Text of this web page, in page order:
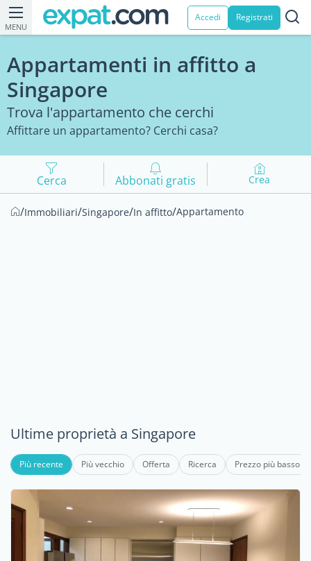
MENU
Accedi Registrati
Appartamenti in affitto a
Singapore
Trova l'appartamento che cerchi
Affittare un appartamento? Cerchi casa?
Cerca Abbonati gratis Crea
/Immobiliari/Singapore/In affitto/Appartamento
Ultime proprietà a Singapore
Più recente Più vecchio Offerta Ricerca Prezzo più basso